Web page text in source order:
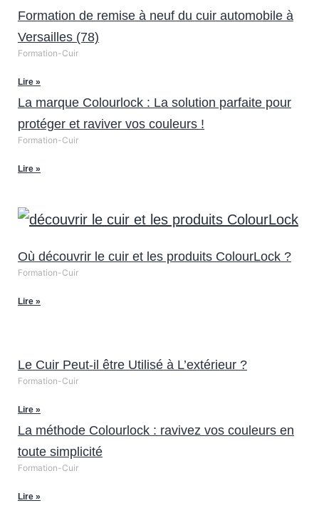
Formation de remise à neuf du cuir automobile à
Versailles (78)
Formation-Cuir
Lire »
La marque Colourlock : La solution parfaite pour
protéger et raviver vos couleurs !
Formation-Cuir
Lire »
Où découvrir le cuir et les produits ColourLock ?
Formation-Cuir
Lire »
Le Cuir Peut-il être Utilisé à L’extérieur ?
Formation-Cuir
Lire »
La méthode Colourlock : ravivez vos couleurs en
toute simplicité
Formation-Cuir
Lire »